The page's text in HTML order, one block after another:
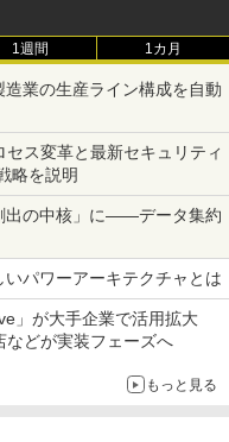
1週間 1カ月
業の生産ライン構成を自動
ス変革と最新セキュリティ
略を説明
出の中核」に――データ集約
パワーアーキテクチャとは
」が大手企業で活用拡大
などが実装フェーズへ
もっと見る